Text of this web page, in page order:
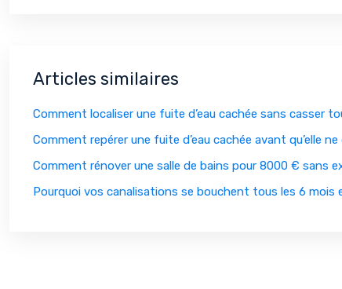
Articles similaires
Comment localiser une fuite d’eau cachée sans casser
Comment repérer une fuite d’eau cachée avant qu’elle
Comment rénover une salle de bains pour 8000 € sans
Pourquoi vos canalisations se bouchent tous les 6